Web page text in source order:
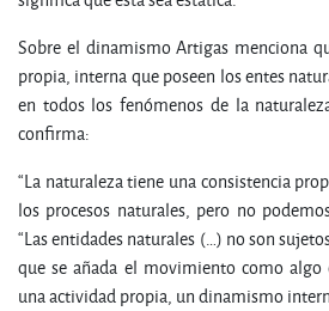
Sobre el dinamismo Artigas menciona
propia, interna que poseen los entes
en todos los fenómenos de la
confirma:
“La naturaleza tiene una consistencia
los procesos naturales, pero no
“Las entidades naturales (…) no son
que se añada el movimiento como algo
una actividad propia, un dinamismo